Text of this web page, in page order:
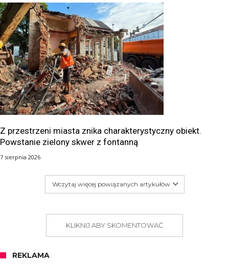
Z przestrzeni miasta znika charakterystyczny obiekt.
Powstanie zielony skwer z fontanną
7 sierpnia 2026
Wczytaj więcej powiązanych artykułów
KLIKNIJ ABY SKOMENTOWAĆ
REKLAMA